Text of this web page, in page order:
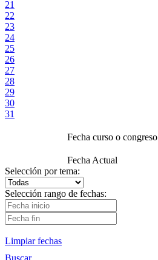
21
22
23
24
25
26
27
28
29
30
31
Fecha curso o congreso
Fecha Actual
Selección por tema:
Selección rango de fechas:
Limpiar fechas